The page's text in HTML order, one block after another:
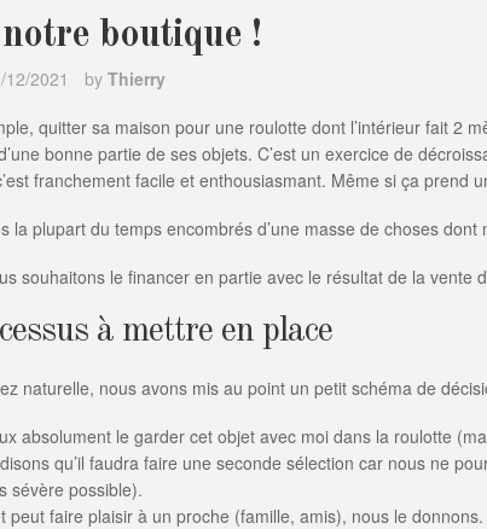
boutique !
12/2021 by Thierry
quitter sa maison pour une roulotte dont l’intérieur fait 2
bonne partie de ses objets. C’est un exercice de
franchement facile et enthousiasmant. Même si ça prend
la plupart du temps encombrés d’une masse de choses dont
souhaitons le financer en partie avec le résultat de la vente
à mettre en place
naturelle, nous avons mis au point un petit schéma de
absolument le garder cet objet avec moi dans la roulotte
qu’il faudra faire une seconde sélection car nous ne
sévère possible).
peut faire plaisir à un proche (famille, amis), nous le donnons.